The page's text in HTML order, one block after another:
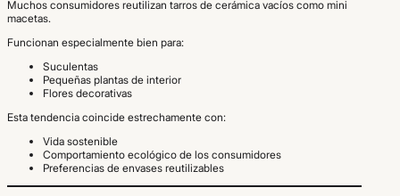
Muchos consumidores reutilizan tarros de cerámica vacíos como mini
macetas.
Funcionan especialmente bien para:
Suculentas
Pequeñas plantas de interior
Flores decorativas
Esta tendencia coincide estrechamente con:
Vida sostenible
Comportamiento ecológico de los consumidores
Preferencias de envases reutilizables